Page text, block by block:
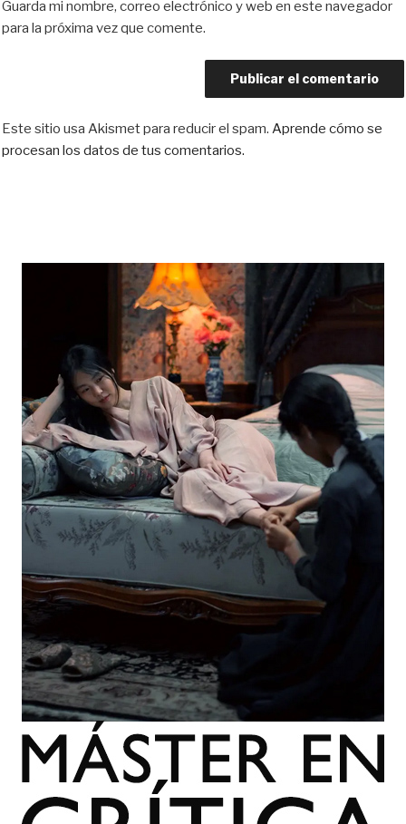
Guarda mi nombre, correo electrónico y web en este navegador
para la próxima vez que comente.
Este sitio usa Akismet para reducir el spam. Aprende cómo se
procesan los datos de tus comentarios.